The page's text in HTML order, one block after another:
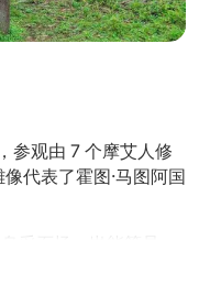
，参观由 7 个摩艾人修
代表了霍图·马图阿国
的普卡欧（Pukao）